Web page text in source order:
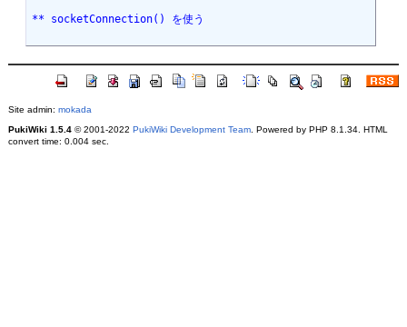
** socketConnection() を使う
Site admin: mokada
PukiWiki 1.5.4© 2001-2022 PukiWiki Development Team. Powered by PHP 8.1.34. HTML
convert time: 0.004 sec.